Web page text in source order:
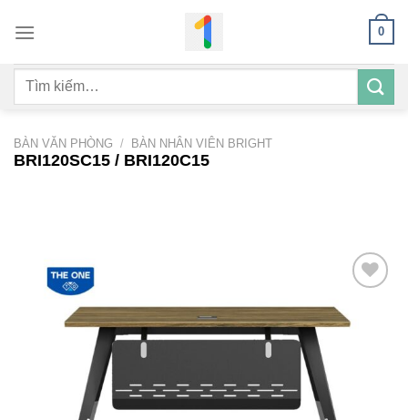
qua
dung
0
Tìm
BÀN VĂN PHÒNG / BÀN NHÂN VIÊN BRIGHT
BRI120SC15 / BRI120C15